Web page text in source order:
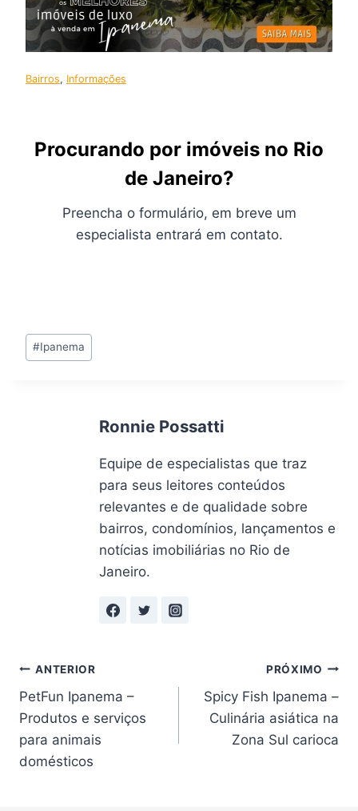
Bairros, Informações
Procurando por imóveis no Rio
de Janeiro?
Preencha o formulário, em breve um
especialista entrará em contato.
Tags
do
#Ipanema
Ronnie Possatti
Equipe de especialistas que traz
para seus leitores conteúdos
relevantes e de qualidade sobre
bairros, condomínios, lançamentos e
notícias imobiliárias no Rio de
Janeiro.
Navegação
de
Post
ANTERIOR
PetFun Ipanema –
Produtos e serviços
para animais
domésticos
PRÓXIMO
Spicy Fish Ipanema –
Culinária asiática na
Zona Sul carioca